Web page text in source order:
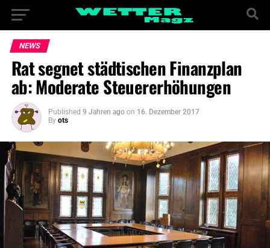
NEWS
Rat segnet städtischen Finanzplan
ab: Moderate Steuererhöhungen
Published 9 Jahren ago on 16. Dezember 2017
By ots